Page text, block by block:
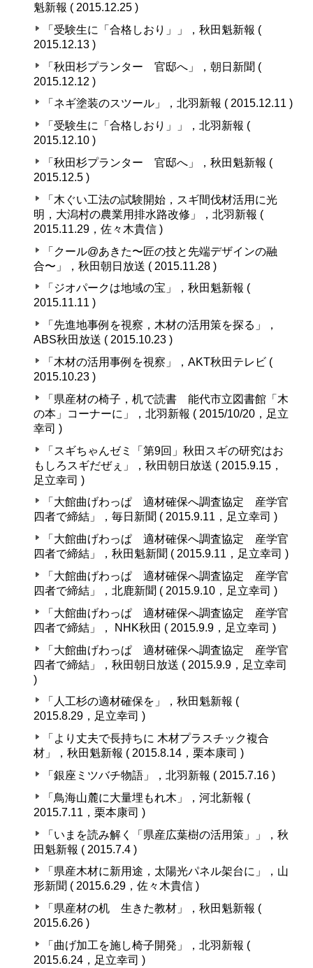
魁新報 ( 2015.12.25 )
「受験生に「合格しおり」」，秋田魁新報 (
2015.12.13 )
「秋田杉プランター 官邸へ」，朝日新聞 (
2015.12.12 )
「ネギ塗装のスツール」，北羽新報 ( 2015.12.11 )
「受験生に「合格しおり」」，北羽新報 (
2015.12.10 )
「秋田杉プランター 官邸へ」，秋田魁新報 (
2015.12.5 )
「木ぐい工法の試験開始，スギ間伐材活用に光
明，大潟村の農業用排水路改修」，北羽新報 (
2015.11.29，佐々木貴信 )
「クール@あきた〜匠の技と先端デザインの融
合〜」，秋田朝日放送 ( 2015.11.28 )
「ジオパークは地域の宝」，秋田魁新報 (
2015.11.11 )
「先進地事例を視察，木材の活用策を探る」，
ABS秋田放送 ( 2015.10.23 )
「木材の活用事例を視察」，AKT秋田テレビ (
2015.10.23 )
「県産材の椅子，机で読書 能代市立図書館「木
の本」コーナーに」，北羽新報 ( 2015/10/20，足立
幸司 )
「スギちゃんゼミ「第9回」秋田スギの研究はお
もしろスギだぜぇ」，秋田朝日放送 ( 2015.9.15，
足立幸司 )
「大館曲げわっぱ 適材確保へ調査協定 産学官
四者で締結」，毎日新聞 ( 2015.9.11，足立幸司 )
「大館曲げわっぱ 適材確保へ調査協定 産学官
四者で締結」，秋田魁新聞 ( 2015.9.11，足立幸司 )
「大館曲げわっぱ 適材確保へ調査協定 産学官
四者で締結」，北鹿新聞 ( 2015.9.10，足立幸司 )
「大館曲げわっぱ 適材確保へ調査協定 産学官
四者で締結」， NHK秋田 ( 2015.9.9，足立幸司 )
「大館曲げわっぱ 適材確保へ調査協定 産学官
四者で締結」，秋田朝日放送 ( 2015.9.9，足立幸司
)
「人工杉の適材確保を」，秋田魁新報 (
2015.8.29，足立幸司 )
「より丈夫で長持ちに 木材プラスチック複合
材」，秋田魁新報 ( 2015.8.14，栗本康司 )
「銀座ミツバチ物語」，北羽新報 ( 2015.7.16 )
「鳥海山麓に大量埋もれ木」，河北新報 (
2015.7.11，栗本康司 )
「いまを読み解く「県産広葉樹の活用策」」，秋
田魁新報 ( 2015.7.4 )
「県産木材に新用途，太陽光パネル架台に」，山
形新聞 ( 2015.6.29，佐々木貴信 )
「県産材の机 生きた教材」，秋田魁新報 (
2015.6.26 )
「曲げ加工を施し椅子開発」，北羽新報 (
2015.6.24，足立幸司 )